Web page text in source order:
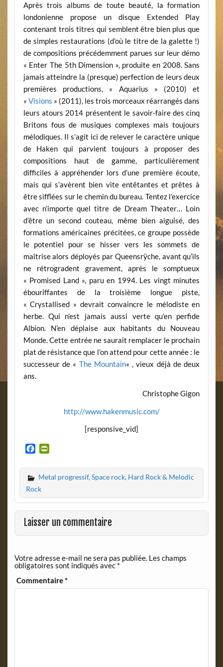
Après trois albums de toute beauté, la formation
londonienne propose un disque Extended Play
contenant trois titres qui semblent être bien plus que
de simples restaurations (d’où le titre de la galette !)
de compositions précédemment parues sur leur démo
« Enter The 5th Dimension », produite en 2008. Sans
jamais atteindre la (presque) perfection de leurs deux
premières productions, « Aquarius » (2010) et
« Visions » (2011), les trois morceaux réarrangés dans
leurs atours 2014 présentent le savoir-faire des cinq
Britons fous de musiques complexes mais toujours
mélodiques. Il s’agit ici de relever le caractère unique
de Haken qui parvient toujours à proposer des
compositions haut de gamme, particulièrement
difficiles à appréhender lors d’une première écoute,
mais qui s’avèrent bien vite entêtantes et prêtes à
être sifflées sur le chemin du bureau. Tentez l’exercice
avec n’importe quel titre de Dream Theater… Loin
d’être un second couteau, même bien aiguisé, des
formations américaines précitées, ce groupe possède
le potentiel pour se hisser vers les sommets de
maîtrise alors déployés par Queensrÿche, avant qu’ils
ne rétrogradent gravement, après le somptueux
« Promised Land », paru en 1994. Les vingt minutes
ébouriffantes de la troisième longue piste,
« Crystallised » devrait convaincre le mélodiste en
herbe. Qui n’est jamais aussi verte qu’en perfide
Albion. N’en déplaise aux habitants du Nouveau
Monde. Cette entrée ne saurait remplacer le prochain
plat de résistance que l’on attend pour cette année : le
successeur de « The Mountain« , vieux déjà de deux
ans.
Christophe Gigon
http://www.hakenmusic.com/
[responsive_vid]
c
e
b
o
o
k
i
n
F
r
i
e
n
l
y
Metal progressif, Space rock, Hard Rock & Melodic
Rock
Laisser un commentaire
Votre adresse e-mail ne sera pas publiée. Les champs
obligatoires sont indiqués avec *
Commentaire*